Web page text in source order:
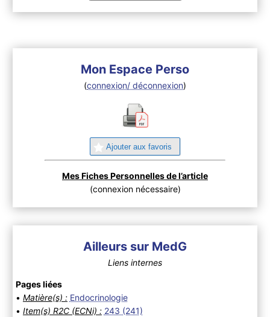
Mon Espace Perso
(connexion/ déconnexion)
Ajouter aux favoris
Mes Fiches Personnelles de l’article
(connexion nécessaire)
Ailleurs sur MedG
Liens internes
Pages liées
• Matière(s) : Endocrinologie
• Item(s) R2C (ECNi) : 243 (241)